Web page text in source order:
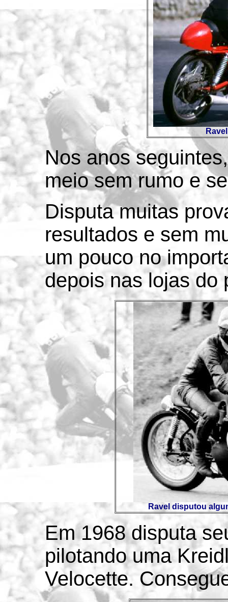
Nos anos
meio sem rumo e
Disputa muitas
resultados e sem
um pouco no
depois nas lojas do
Ravel disputou
Em 1968 disputa
pilotando uma
Velocette.